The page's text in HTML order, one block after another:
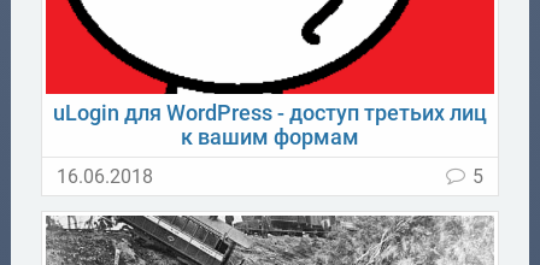
uLogin для WordPress - доступ третьих лиц
к вашим формам
16.06.2018 5